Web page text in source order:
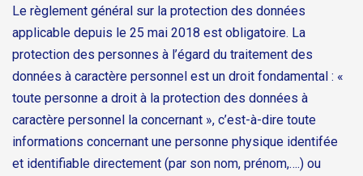
Le règlement général sur la protection des données
applicable depuis le 25 mai 2018 est obligatoire. La
protection des personnes à l’égard du traitement des
données à caractère personnel est un droit fondamental : «
toute personne a droit à la protection des données à
caractère personnel la concernant », c’est-à-dire toute
informations concernant une personne physique identifée
et identifiable directement (par son nom, prénom,….) ou